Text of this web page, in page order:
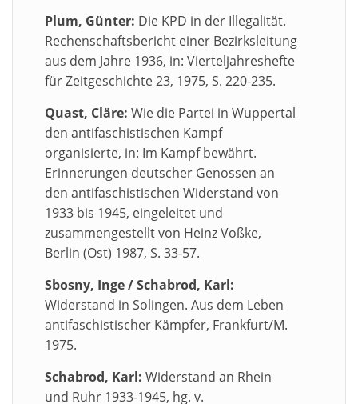
Plum, Günter: Die KPD in der Illegalität.
Rechenschaftsbericht einer Bezirksleitung
aus dem Jahre 1936, in: Vierteljahreshefte
für Zeitgeschichte 23, 1975, S. 220-235.
Quast, Cläre: Wie die Partei in Wuppertal
den antifaschistischen Kampf
organisierte, in: Im Kampf bewährt.
Erinnerungen deutscher Genossen an
den antifaschistischen Widerstand von
1933 bis 1945, eingeleitet und
zusammengestellt von Heinz Voßke,
Berlin (Ost) 1987, S. 33-57.
Sbosny, Inge / Schabrod, Karl:
Widerstand in Solingen. Aus dem Leben
antifaschistischer Kämpfer, Frankfurt/M.
1975.
Schabrod, Karl: Widerstand an Rhein
und Ruhr 1933-1945, hg. v.